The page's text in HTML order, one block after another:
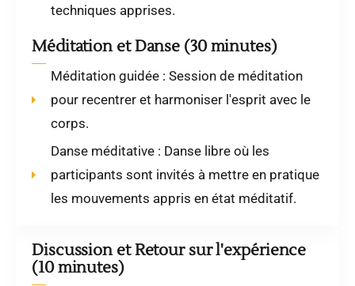
techniques apprises.
Méditation et Danse (30 minutes)
Méditation guidée : Session de méditation
pour recentrer et harmoniser l'esprit avec le
corps.
Danse méditative : Danse libre où les
participants sont invités à mettre en pratique
les mouvements appris en état méditatif.
Discussion et Retour sur l'expérience
(10 minutes)